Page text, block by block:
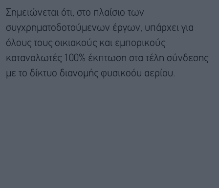
Σημειώνεται ότι, στο πλαίσιο των
συγχρηματοδοτούμενων έργων, υπάρχει για
όλους τους οικιακούς και εμπορικούς
καταναλωτές 100% έκπτωση στα τέλη σύνδεσης
με το δίκτυο διανομής φυσικοόυ αερίου.